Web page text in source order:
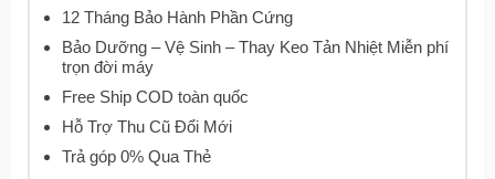
12 Tháng Bảo Hành Phần Cứng
Bảo Dưỡng – Vệ Sinh – Thay Keo Tản Nhiệt Miễn phí
trọn đời máy
Free Ship COD toàn quốc
Hỗ Trợ Thu Cũ Đổi Mới
Trả góp 0% Qua Thẻ